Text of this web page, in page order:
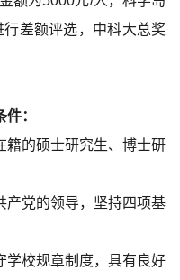
差额评选，中科大总奖
：
籍的硕士研究生、博士研
产党的领导，坚持四项基
学校规章制度，具有良好